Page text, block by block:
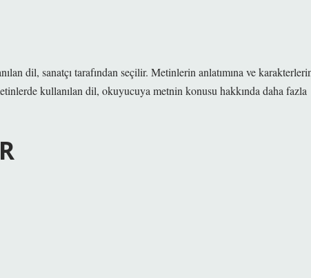
dil, sanatçı tarafından seçilir. Metinlerin anlatımına ve
kullanılan dil, okuyucuya metnin konusu hakkında daha fazla